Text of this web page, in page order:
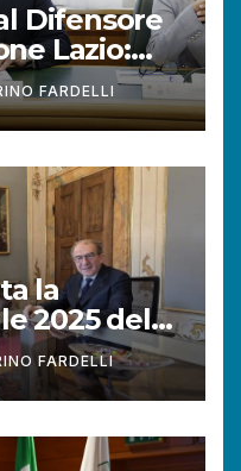
Difensore
Lazio:
al
FARDELLI
la
2025 del
FARDELLI